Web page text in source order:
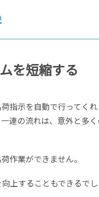
を短縮する
指示を自動で行ってくれ
連の流れは、意外と多
作業ができません。
上することもできるでし